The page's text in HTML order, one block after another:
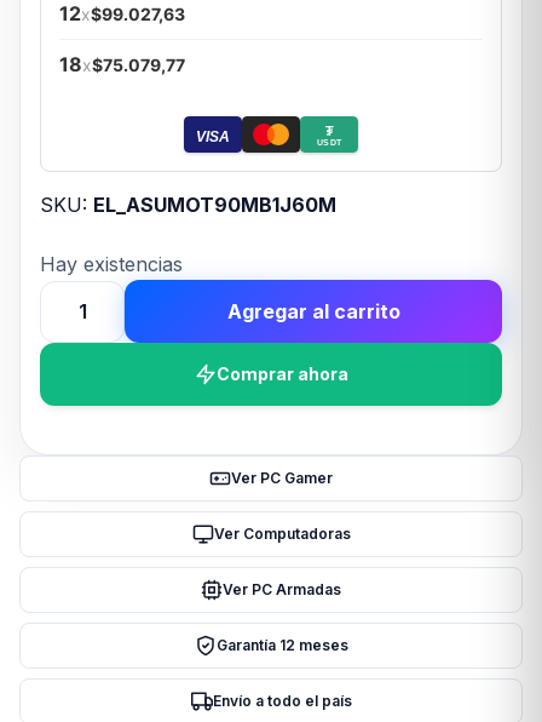
12x$99.027,63
18x$75.079,77
VISA ₮
USDT
SKU: EL_ASUMOT90MB1J60M
Hay existencias
Motherboard
ASUS
GAMING
AM5
Agregar al carrito
Comprar ahora
Ver PC Gamer
Ver Computadoras
Ver PC Armadas
Garantía 12 meses
Envío a todo el país